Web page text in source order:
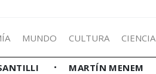
MUNDO CULTURA CIENCIA
MARTÍN MENEM